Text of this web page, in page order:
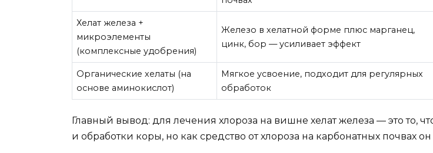
Хелат железа +
микроэлементы
(комплексные удобрения)
Железо в хелатной форме плюс марганец,
цинк, бор — усиливает эффект
Органические хелаты (на
основе аминокислот)
Мягкое усвоение, подходит для регулярных
обработок
Главный вывод: для лечения хлороза на вишне хелат железа — это то,
и обработки коры, но как средство от хлороза на карбонатных почвах он